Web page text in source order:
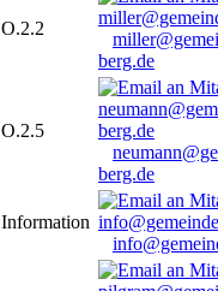
O.2.2
berg.de
O.2.5
berg.de
Information